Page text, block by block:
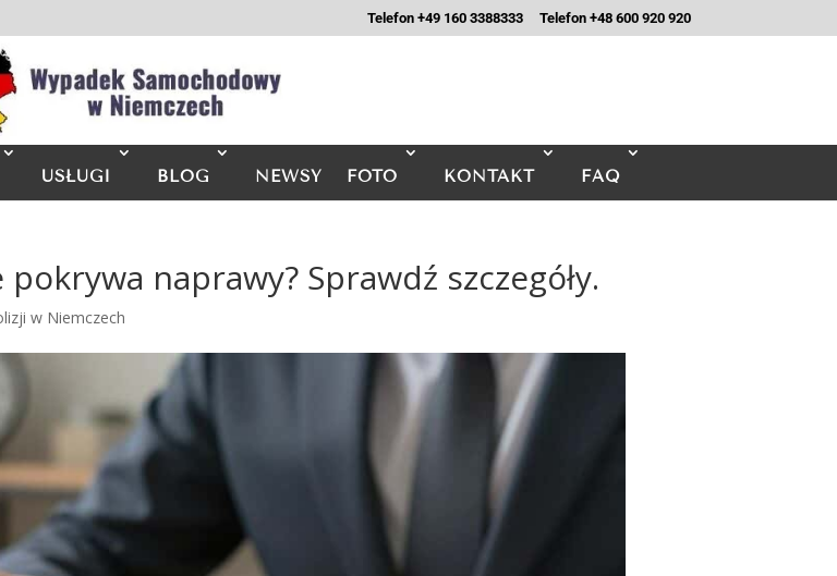
Telefon +49 160 3388333 Telefon +48 600 920 920
USŁUGI BLOG NEWSY FOTO KONTAKT FAQ
naprawy? Sprawdź szczegóły.
w Niemczech